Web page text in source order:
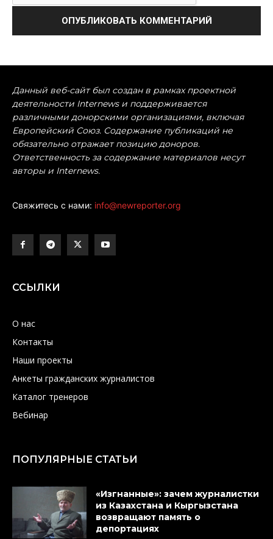
Данный веб-сайт был создан в рамках проектной
деятельности Internews и поддерживается
различными донорскими организациями, включая
Европейский Союз. Содержание публикаций не
обязательно отражает позицию доноров.
Ответственность за содержание материалов несут
авторы и Internews.
Свяжитесь с нами: info@newreporter.org
ССЫЛКИ
О нас
Контакты
Наши проекты
Анкеты гражданских журналистов
Каталог тренеров
Вебинар
ПОПУЛЯРНЫЕ СТАТЬИ
«Изгнанные»: зачем журналистки
из Казахстана и Кыргызстана
возвращают память о
депортациях